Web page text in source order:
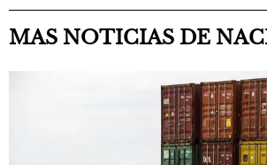
MAS NOTICIAS DE